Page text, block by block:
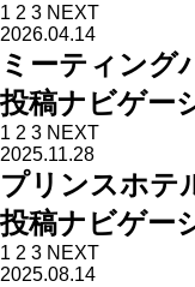
1 2 3 NEXT
2026.04.14
ミーティング
投稿ナビゲー
1 2 3 NEXT
2025.11.28
プリンスホテ
投稿ナビゲー
1 2 3 NEXT
2025.08.14